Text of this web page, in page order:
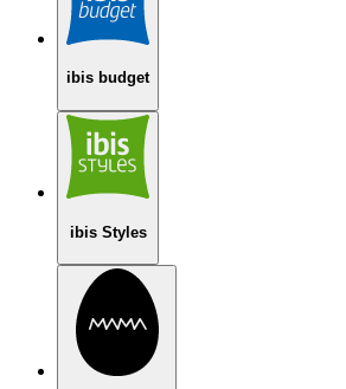
ibis budget
ibis Styles